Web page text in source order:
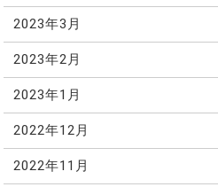
2023年3月
2023年2月
2023年1月
2022年12月
2022年11月